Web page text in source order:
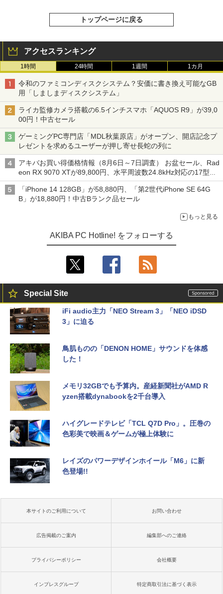
トップページに戻る
アクセスランキング
1時間 24時間 1週間 1カ月
令和のファミコンディスクシステム？安価に書き換え可能なGB
用「しましまディスクシステム」
ライカ監修カメラ搭載の6.5インチスマホ「AQUOS R9」が39,0
00円！中古セール
ゲーミングPC専門店「MDL秋葉原店」がオープン、開店記念プ
レゼントを求めるユーザーが押し寄せ長蛇の列に
アキバお買い得価格情報（8月6日～7日調査） お盆セール、Rad
eon RX 9070 XTが89,800円、水平周波数24.8kHz対応の17型モ
ニターが9,801円、暑さ指数連動セール ほか
「iPhone 14 128GB」が58,880円、「第2世代iPhone SE 64G
B」が18,880円！中古Bランク品セール
もっと見る
AKIBA PC Hotline! をフォローする
Special Site
iFi audio主力「NEO Stream 3」「NEO iDSD
3」に迫る
鳥肌ものの「DENON HOME」サウンドを体感
した！
メモリ32GBでも予算内。産経新聞社がAMD R
yzen搭載dynabookを2千台導入
ハイグレードテレビ「TCL Q7D Pro」。圧巻の
色彩美で映画＆ゲームが極上体験に
レイズのパワーデザインホイール「M6」に新
色登場!!
本サイトのご利用について お問い合わせ
広告掲載のご案内 編集部へのご連絡
プライバシーポリシー 会社概要
インプレスグループ 特定商取引法に基づく表示